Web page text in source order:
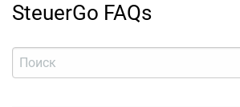
SteuerGo FAQs